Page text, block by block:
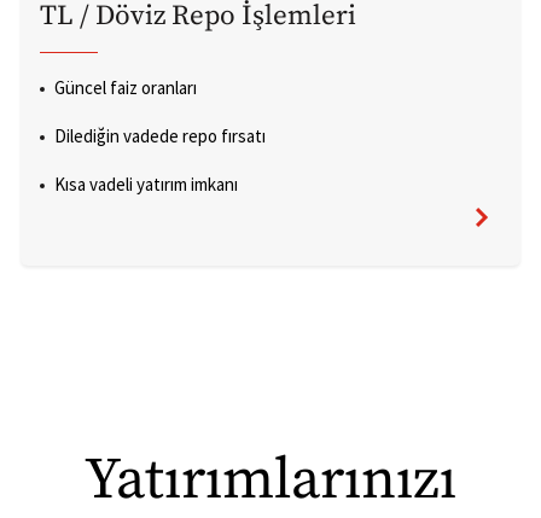
TL / Döviz Repo İşlemleri
Güncel faiz oranları
Dilediğin vadede repo fırsatı
Kısa vadeli yatırım imkanı
Yatırımlarınızı